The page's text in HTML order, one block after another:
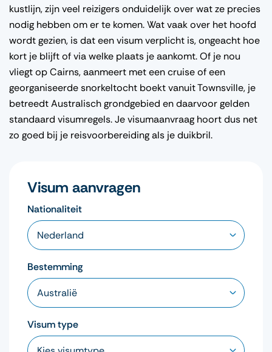
kustlijn, zijn veel reizigers onduidelijk over wat ze precies
nodig hebben om er te komen. Wat vaak over het hoofd
wordt gezien, is dat een visum verplicht is, ongeacht hoe
kort je blijft of via welke plaats je aankomt. Of je nou
vliegt op Cairns, aanmeert met een cruise of een
georganiseerde snorkeltocht boekt vanuit Townsville, je
betreedt Australisch grondgebied en daarvoor gelden
standaard visumregels. Je visumaanvraag hoort dus net
zo goed bij je reisvoorbereiding als je duikbril.
Visum aanvragen
Nationaliteit
Bestemming
Visum type